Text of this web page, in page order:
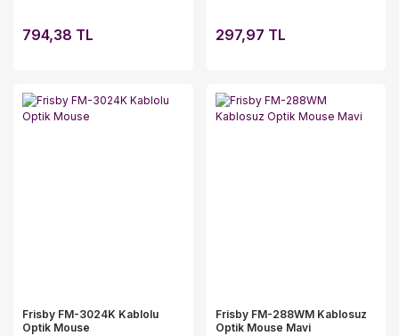
794,38 TL 297,97 TL
Frisby FM-3024K Kablolu
Optik Mouse
Frisby FM-288WM Kablosuz
Optik Mouse Mavi